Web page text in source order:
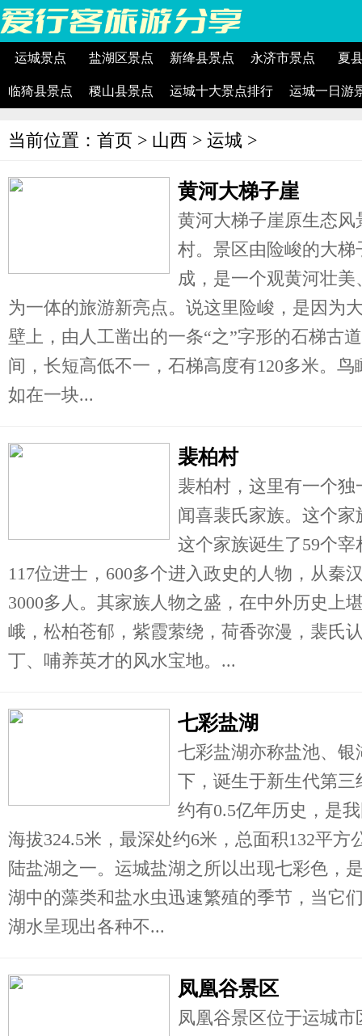
运城景点 盐湖区景点 新绛县景点 永济市景点 夏
临猗县景点 稷山县景点 运城十大景点排行 运城一日游
当前位置： 首页 > 山西 > 运城 >
黄河大梯子崖
黄河大梯子崖原生态
村。景区由险峻的大
成，是一个观黄河壮
为一体的旅游新亮点。说这里险峻，是因为
壁上，由人工凿出的一条“之”字形的石梯古
间，长短高低不一，石梯高度有120多米。
如在一块...
裴柏村
裴柏村，这里有一个
闻喜裴氏家族。这个家
这个家族诞生了59个
117位进士，600多个进入政史的人物，从秦
3000多人。其家族人物之盛，在中外历史上
峨，松柏苍郁，紫霞萦绕，荷香弥漫，裴氏
丁、哺养英才的风水宝地。...
七彩盐湖
七彩盐湖亦称盐池、
下，诞生于新生代第
约有0.5亿年历史，是
海拔324.5米，最深处约6米，总面积132平
陆盐湖之一。运城盐湖之所以出现七彩色，
湖中的藻类和盐水虫迅速繁殖的季节，当它
湖水呈现出各种不...
凤凰谷景区
凤凰谷景区位于运城